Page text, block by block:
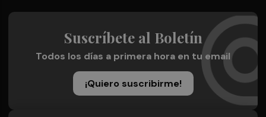
Suscríbete al Boletín
Todos los días a primera hora en tu email
¡Quiero suscribirme!